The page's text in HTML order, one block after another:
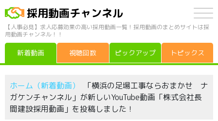
採用動画チャンネル
【人事必見】求人応募効果の高い採用動画一覧！採用動画のまとめサイトは採
用動画チャンネル！！
新着動画 視聴回数 ピックアップ トピックス
ホーム（新着動画）
「横浜の足場工事ならおまかせ ナ
ガケンチャンネル」が新しいYouTube動画「株式会社長
間建設採用動画」を投稿しました！